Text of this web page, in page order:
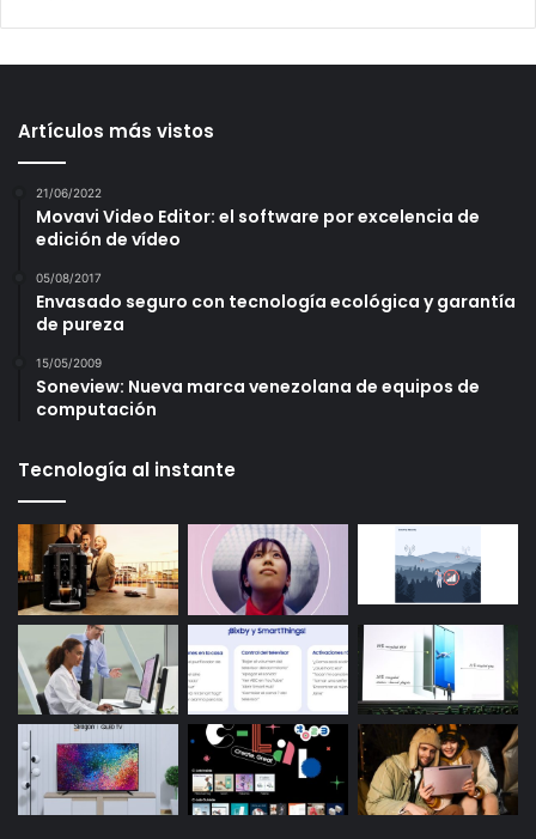
Artículos más vistos
21/06/2022
Movavi Video Editor: el software por excelencia de
edición de vídeo
05/08/2017
Envasado seguro con tecnología ecológica y garantía
de pureza
15/05/2009
Soneview: Nueva marca venezolana de equipos de
computación
Tecnología al instante